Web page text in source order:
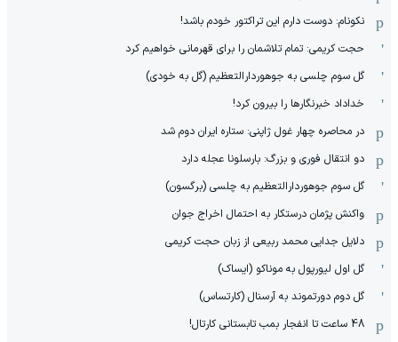
نکونام: دوست دارم این تراکتور خودم باشد!
حجت کریمی: تمام تلاشمان را برای قهرمانی خواهیم کرد
گل سوم چلسی به جوهوردارالتعظیم (گل به خودی)
خداداد خبرنگارها را بیرون کرد!
در محاصره چهار غول ژاپنی: ستاره ایران دوم شد
دو انتقال فوری و بزرگ: بارسلونا عجله دارد
گل سوم جوهوردارالتعظیم به چلسی (برگسون)
واکنش پژمان درستکار به احتمال اخراج جوان
دلایل جدایی محمد ربیعی از زبان حجت کریمی
گل اول لیورپول به موناکو (ایساک)
گل دوم دورتموند به آرسنال (کارتساس)
48 ساعت تا انفجار بمب تابستانی کارتال!